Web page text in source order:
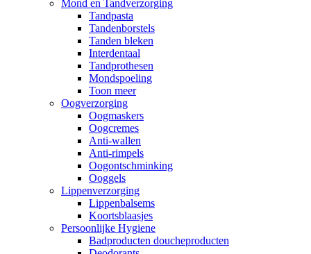
Mond en Tandverzorging
Tandpasta
Tandenborstels
Tanden bleken
Interdentaal
Tandprothesen
Mondspoeling
Toon meer
Oogverzorging
Oogmaskers
Oogcremes
Anti-wallen
Anti-rimpels
Oogontschminking
Ooggels
Lippenverzorging
Lippenbalsems
Koortsblaasjes
Persoonlijke Hygiene
Badproducten doucheproducten